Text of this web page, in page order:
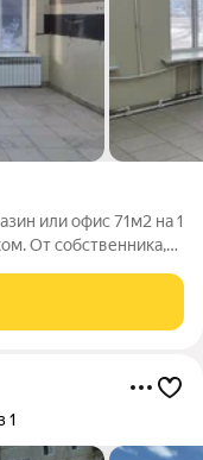
или офис 71м2 на 1
От собственника,
инфраструктурой?
1